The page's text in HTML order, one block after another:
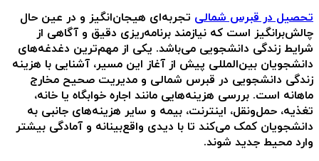
تحصیل در قبرس شمالی تجربه‌ای هیجان‌انگیز و در عین حال
چالش‌برانگیز است که نیازمند برنامه‌ریزی دقیق و آگاهی از
شرایط زندگی دانشجویی می‌باشد. یکی از مهم‌ترین دغدغه‌های
دانشجویان بین‌المللی پیش از آغاز این مسیر، آشنایی با هزینه
زندگی دانشجویی در قبرس شمالی و مدیریت صحیح مخارج
ماهانه است. بررسی هزینه‌هایی مانند اجاره خوابگاه یا خانه،
تغذیه، حمل‌ونقل، اینترنت، بیمه و سایر هزینه‌های جانبی به
دانشجویان کمک می‌کند تا با دیدی واقع‌بینانه و آمادگی بیشتر
وارد محیط جدید شوند.